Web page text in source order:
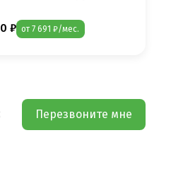
₽ от 7 691 ₽/мес.
Перезвоните мне